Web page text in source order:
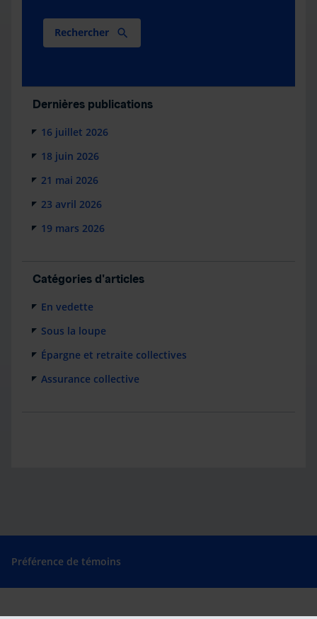
Rechercher
Dernières publications
16 juillet 2026
18 juin 2026
21 mai 2026
23 avril 2026
19 mars 2026
Catégories d'articles
En vedette
Sous la loupe
Épargne et retraite collectives
Assurance collective
Préférence de témoins